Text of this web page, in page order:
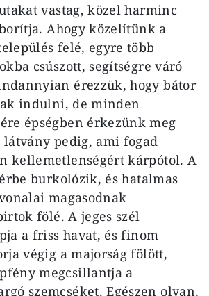
vastag, közel harminc
Ahogy közelítünk a
felé, egyre több
csúszott, segítségre váró
érezzük, hogy bátor
indulni, de minden
épségben érkezünk meg
látvány pedig, ami fogad
kellemetlenségért kárpótol. A
burkolózik, és hatalmas
magasodnak
fölé. A jeges szél
a friss havat, és finom
végig a majorság fölött,
megcsillantja a
szemcséket. Egészen olyan,